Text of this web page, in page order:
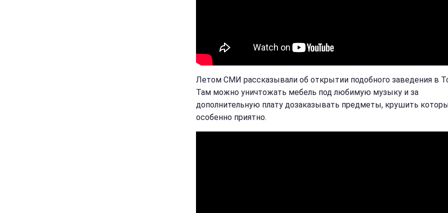
Летом СМИ рассказывали об открытии подобного заведения в
Там можно уничтожать мебель под любимую музыку и за
дополнительную плату дозаказывать предметы, крушить
особенно приятно.